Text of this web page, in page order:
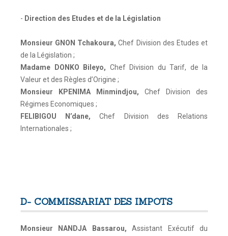
- Direction des Etudes et de la Législation
Monsieur GNON Tchakoura, Chef Division des Etudes et
de la Législation ;
Madame DONKO Bileyo, Chef Division du Tarif, de la
Valeur et des Règles d’Origine ;
Monsieur KPENIMA Minmindjou, Chef Division des
Régimes Economiques ;
FELIBIGOU N’dane, Chef Division des Relations
Internationales ;
D- COMMISSARIAT DES IMPOTS
Monsieur NANDJA Bassarou, Assistant Exécutif du